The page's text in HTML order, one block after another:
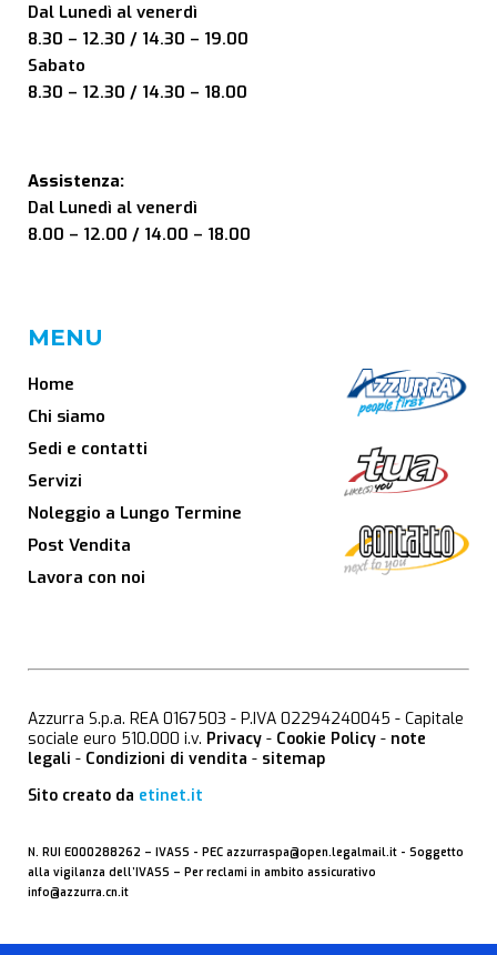
Dal Lunedì al venerdì
8.30 – 12.30 / 14.30 – 19.00
Sabato
8.30 – 12.30 / 14.30 – 18.00
Assistenza:
Dal Lunedì al venerdì
8.00 – 12.00 / 14.00 – 18.00
MENU
Home
Chi siamo
Sedi e contatti
Servizi
Noleggio a Lungo Termine
Post Vendita
Lavora con noi
Azzurra S.p.a. REA 0167503 - P.IVA 02294240045 - Capitale
sociale euro 510.000 i.v. Privacy - Cookie Policy - note
legali - Condizioni di vendita - sitemap
Sito creato da etinet.it
N. RUI E000288262 – IVASS - PEC azzurraspa@open.legalmail.it - Soggetto
alla vigilanza dell’IVASS – Per reclami in ambito assicurativo
info@azzurra.cn.it